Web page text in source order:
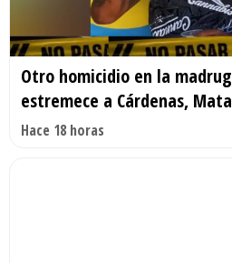
Otro homicidio en la
estremece a Cárdenas,
Hace 18 horas